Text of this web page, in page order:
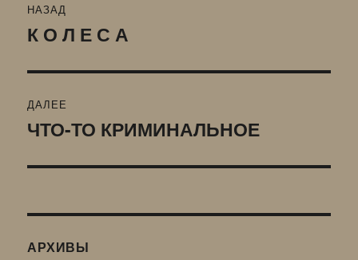
по
НАЗАД
Предыдущая
К О Л Е С А
ДАЛЕЕ
Следующая
ЧТО-ТО КРИМИНАЛЬНОЕ
АРХИВЫ